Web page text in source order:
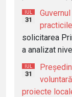
IUL
31
solicitarea
a analizat
IUL
31
proiecte